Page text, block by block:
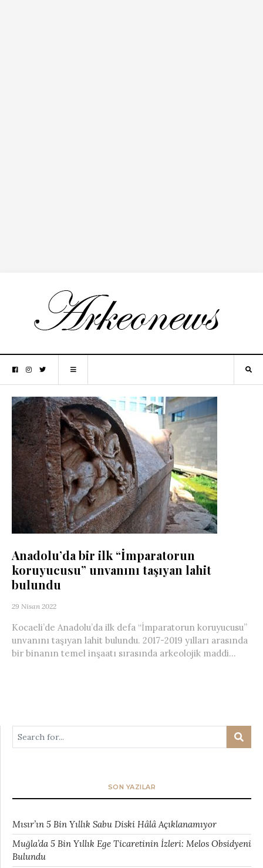
Anadolu’da bir ilk “İmparatorun
koruyucusu” unvanını taşıyan lahit
bulundu
29 Nisan 2022
Kocaeli’de Anadolu’da ilk defa “İmparatorun koruyucusu”
unvanını taşıyan lahit bulundu. 2017-2019 yılları arasında
bir binanın temel inşaatı sırasında arkeolojik maddi...
SON YAZILAR
Mısır’ın 5 Bin Yıllık Sabu Diski Hâlâ Açıklanamıyor
Muğla’da 5 Bin Yıllık Ege Ticaretinin İzleri: Melos Obsidyeni
Bulundu